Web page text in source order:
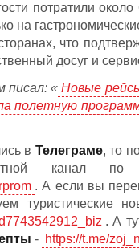
потратили
на
что
досуг и
писал: « Новые
полетную
в Телеграме, то
канал по
. А если вы
туристические
. А
- https://t.me/